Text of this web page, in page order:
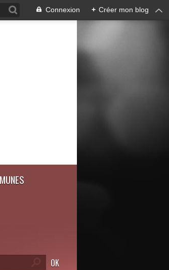
Connexion + Créer mon blog